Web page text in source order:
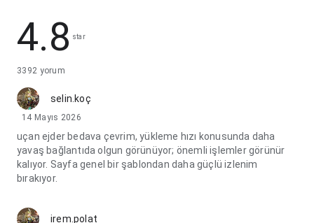
4.8 star
3392 yorum
selin.koç
14 Mayıs 2026
uçan ejder bedava çevrim, yükleme hızı konusunda daha
yavaş bağlantıda olgun görünüyor; önemli işlemler görünür
kalıyor. Sayfa genel bir şablondan daha güçlü izlenim
bırakıyor.
irem.polat